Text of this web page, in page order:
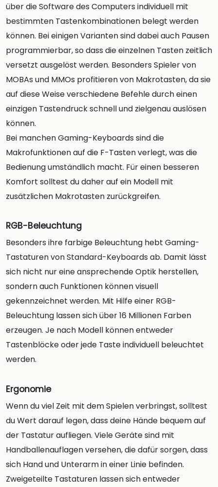
über die Software des Computers individuell mit
bestimmten Tastenkombinationen belegt werden
können. Bei einigen Varianten sind dabei auch Pausen
programmierbar, so dass die einzelnen Tasten zeitlich
versetzt ausgelöst werden. Besonders Spieler von
MOBAs und MMOs profitieren von Makrotasten, da sie
auf diese Weise verschiedene Befehle durch einen
einzigen Tastendruck schnell und zielgenau auslösen
können.
Bei manchen Gaming-Keyboards sind die
Makrofunktionen auf die F-Tasten verlegt, was die
Bedienung umständlich macht. Für einen besseren
Komfort solltest du daher auf ein Modell mit
zusätzlichen Makrotasten zurückgreifen.
RGB-Beleuchtung
Besonders ihre farbige Beleuchtung hebt Gaming-
Tastaturen von Standard-Keyboards ab. Damit lässt
sich nicht nur eine ansprechende Optik herstellen,
sondern auch Funktionen können visuell
gekennzeichnet werden. Mit Hilfe einer RGB-
Beleuchtung lassen sich über 16 Millionen Farben
erzeugen. Je nach Modell können entweder
Tastenblöcke oder jede Taste individuell beleuchtet
werden.
Ergonomie
Wenn du viel Zeit mit dem Spielen verbringst, solltest
du Wert darauf legen, dass deine Hände bequem auf
der Tastatur aufliegen. Viele Geräte sind mit
Handballenauflagen versehen, die dafür sorgen, dass
sich Hand und Unterarm in einer Linie befinden.
Zweigeteilte Tastaturen lassen sich entweder